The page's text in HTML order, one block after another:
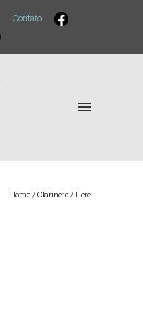
Contato
Home / Clarinete / Here